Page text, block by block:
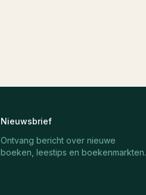
Nieuwsbrief
Ontvang bericht over nieuwe
boeken, leestips en boekenmarkten.